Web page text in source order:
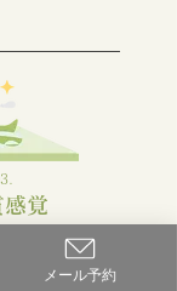
感覚
に直面しても、置
自分や他者の力を
メール予約